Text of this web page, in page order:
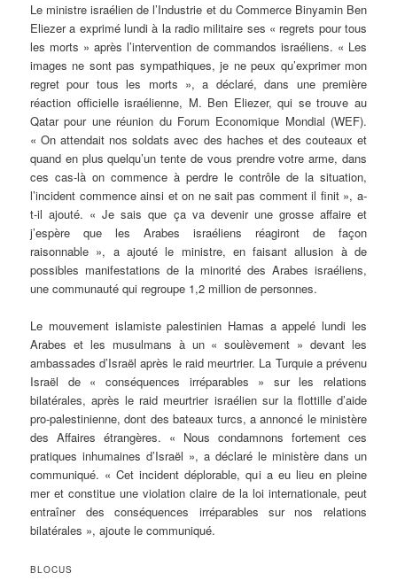
Le ministre israélien de l’Industrie et du Commerce Binyamin Ben
Eliezer a exprimé lundi à la radio militaire ses « regrets pour tous
les morts » après l’intervention de commandos israéliens. « Les
images ne sont pas sympathiques, je ne peux qu’exprimer mon
regret pour tous les morts », a déclaré, dans une première
réaction officielle israélienne, M. Ben Eliezer, qui se trouve au
Qatar pour une réunion du Forum Economique Mondial (WEF).
« On attendait nos soldats avec des haches et des couteaux et
quand en plus quelqu’un tente de vous prendre votre arme, dans
ces cas-là on commence à perdre le contrôle de la situation,
l’incident commence ainsi et on ne sait pas comment il finit », a-
t-il ajouté. « Je sais que ça va devenir une grosse affaire et
j’espère que les Arabes israéliens réagiront de façon
raisonnable », a ajouté le ministre, en faisant allusion à de
possibles manifestations de la minorité des Arabes israéliens,
une communauté qui regroupe 1,2 million de personnes.
Le mouvement islamiste palestinien Hamas a appelé lundi les
Arabes et les musulmans à un « soulèvement » devant les
ambassades d’Israël après le raid meurtrier. La Turquie a prévenu
Israël de « conséquences irréparables » sur les relations
bilatérales, après le raid meurtrier israélien sur la flottille d’aide
pro-palestinienne, dont des bateaux turcs, a annoncé le ministère
des Affaires étrangères. « Nous condamnons fortement ces
pratiques inhumaines d’Israël », a déclaré le ministère dans un
communiqué. « Cet incident déplorable, qui a eu lieu en pleine
mer et constitue une violation claire de la loi internationale, peut
entraîner des conséquences irréparables sur nos relations
bilatérales », ajoute le communiqué.
BLOCUS